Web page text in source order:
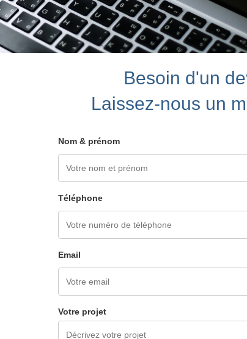
Besoin d'un
Laissez-nous un
Nom & prénom
Téléphone
Email
Votre projet